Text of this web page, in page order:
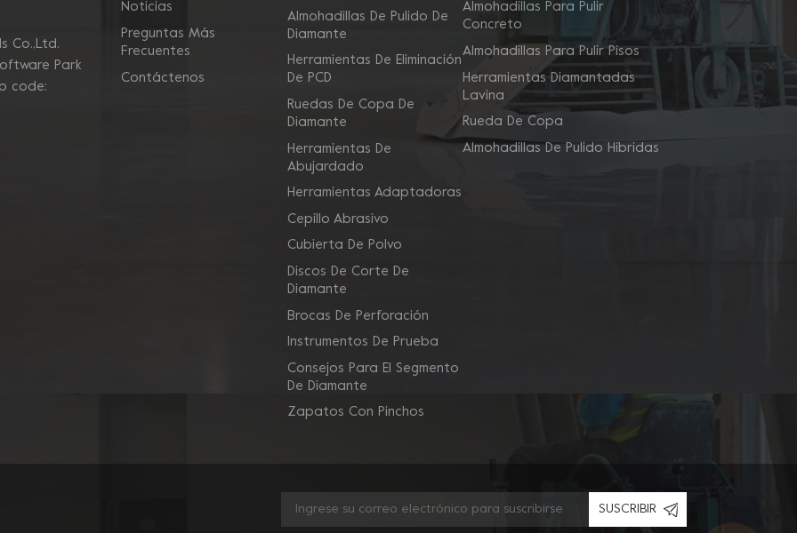
Co.,Ltd.
Park
code:
Noticias
Preguntas Más
Frecuentes
Contáctenos
Almohadillas De Pulido De
Diamante
Herramientas De Eliminación
De PCD
Ruedas De Copa De
Diamante
Herramientas De
Abujardado
Herramientas Adaptadoras
Cepillo Abrasivo
Cubierta De Polvo
Discos De Corte De
Diamante
Brocas De Perforación
Instrumentos De Prueba
Consejos Para El Segmento
De Diamante
Zapatos Con Pinchos
Almohadillas Para Pulir
Concreto
Almohadillas Para Pulir Pisos
Herramientas Diamantadas
Lavina
Rueda De Copa
Almohadillas De Pulido Híbridas
SUSCRIBIR